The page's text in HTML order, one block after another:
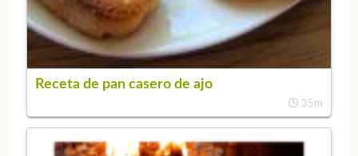
Receta de pan casero de ajo
35m